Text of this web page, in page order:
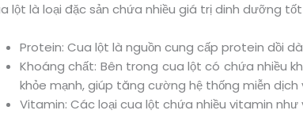
lột là loại đặc sản chứa nhiều giá trị dinh dưỡng
Protein: Cua lột là nguồn cung cấp protein dồi
Khoáng chất: Bên trong cua lột có chứa nhiều
khỏe mạnh, giúp tăng cường hệ thống miễn
Vitamin: Các loại cua lột chứa nhiều vitamin